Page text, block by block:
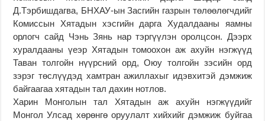
Д.Тэрбишдагва, БНХАУ-ын Засгийн газрын төлөөлөгчдийг
Комиссын Хятадын хэсгийн дарга Худалдааны яамны
орлогч сайд Чэнь Зянь нар тэргүүлэн оролцсон. Дээрх
хуралдааны үеэр Хятадын томоохон аж ахуйн нэгжүүд
Таван толгойн нүүрсний орд, Оюу толгойн зэсийн орд
зэрэг төслүүдэд хамтран ажиллахыг идэвхитэй дэмжиж
байгаагаа хятадын тал дахин нотлов.
Харин Монголын тал Хятадын аж ахуйн нэгжүүдийг
Монгол Улсад хөрөнгө оруулалт хийхийг дэмжиж буйгаа